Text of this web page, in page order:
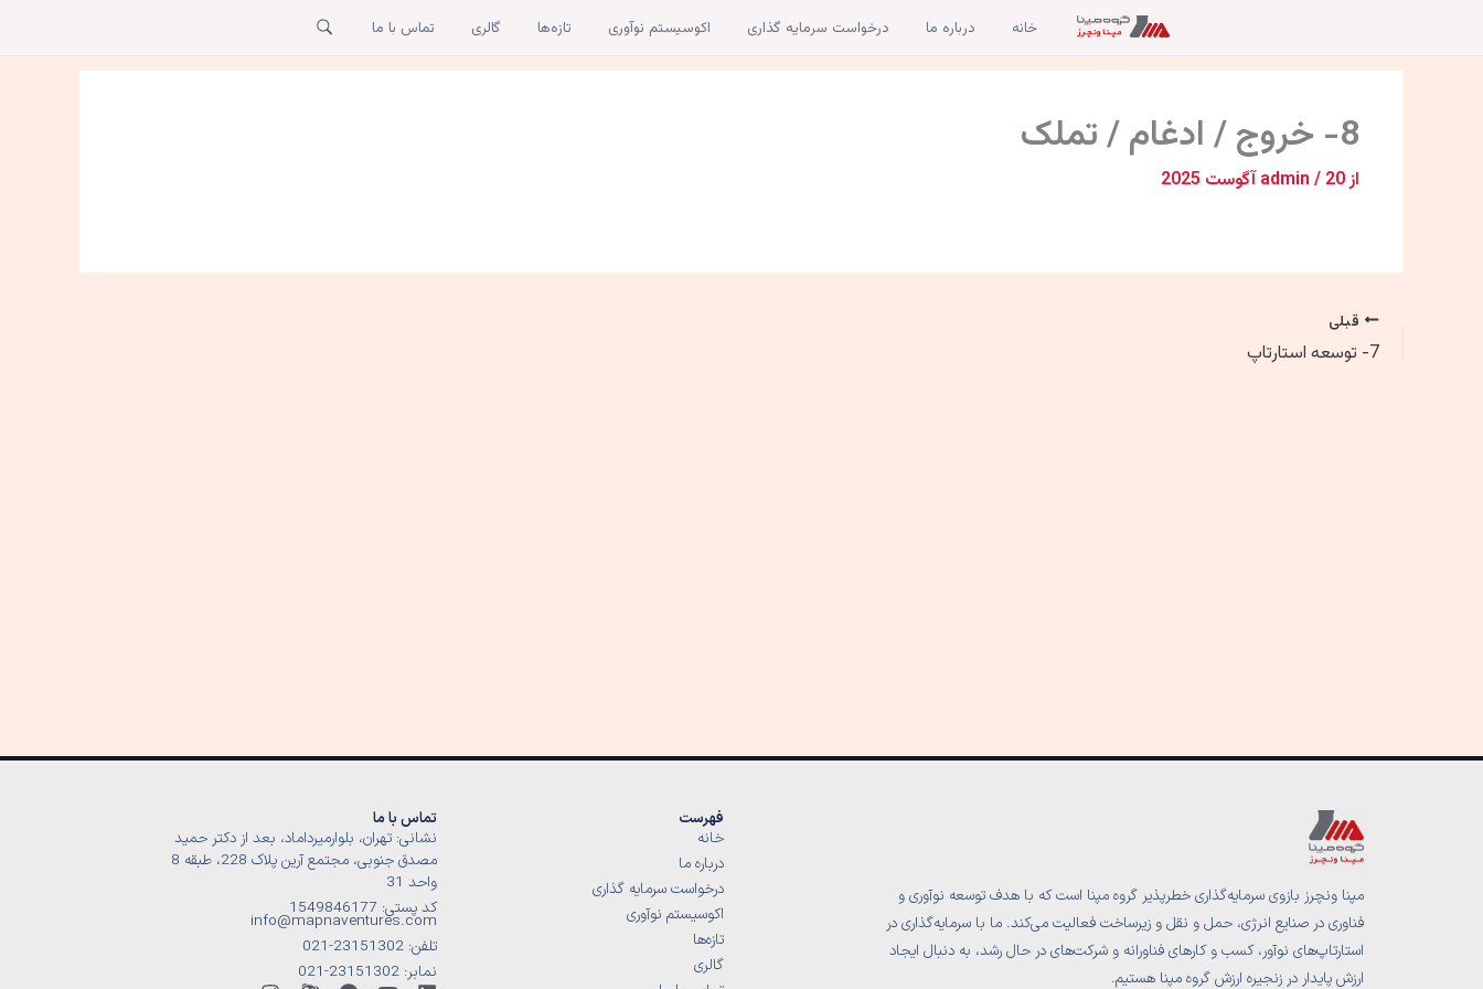
خانه درباره ما درخواست سرمایه گذاری اکوسیستم نوآوری تازه‌ها گالری تماس با ما
8- خروج / ادغام / تملک
از admin / 20 آگوست 2025
قبلی
7- توسعه استارتاپ
مپنا ونچرز بازوی سرمایه‌گذاری خطرپذیر گروه مپنا است که با هدف توسعه نوآوری و
فناوری در صنایع انرژی، حمل و نقل و زیرساخت فعالیت می‌کند. ما با سرمایه‌گذاری در
استارتاپ‌های نوآور، کسب و کارهای فناورانه و شرکت‌های در حال رشد، به دنبال ایجاد
ارزش پایدار در زنجیره ارزش گروه مپنا هستیم.
فهرست
خانه
درباره ما
درخواست سرمایه گذاری
اکوسیستم نوآوری
تازه‌ها
گالری
تماس با ما
نشانی: تهران، بلوارمیرداماد، بعد از دکتر حمید
مصدق جنوبی، مجتمع آرین پلاک 228، طبقه 8
واحد 31
کد پستی: 1549846177
info@mapnaventures.com
تلفن: 23151302-021
نمابر: 23151302-021